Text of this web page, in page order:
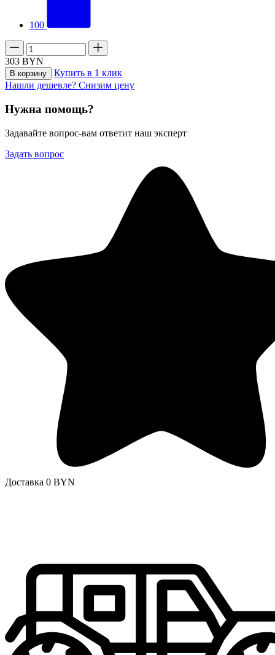
100
303 BYN
В корзину
Купить в 1 клик
Нашли дешевле? Снизим цену
Нужна помощь?
Задавайте вопрос-вам ответит наш эксперт
Задать вопрос
Доставка 0 BYN